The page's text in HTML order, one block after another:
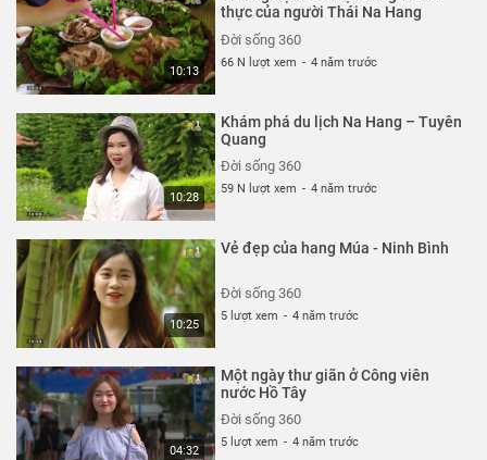
10:13
thực của người Thái Na Hang
Đời sống 360
66 N lượt xem - 4 năm trước
10:28
Khám phá du lịch Na Hang – Tuyên
Quang
Đời sống 360
59 N lượt xem - 4 năm trước
10:25
Vẻ đẹp của hang Múa - Ninh Bình
Đời sống 360
5 lượt xem - 4 năm trước
04:32
Một ngày thư giãn ở Công viên
nước Hồ Tây
Đời sống 360
5 lượt xem - 4 năm trước